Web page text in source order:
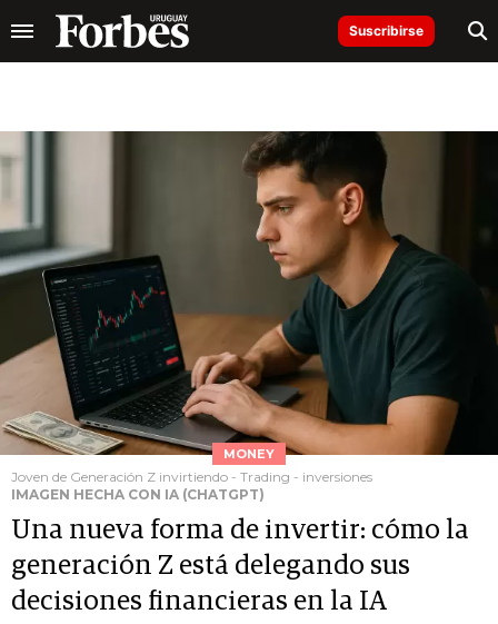
Suscribirse
MONEY
Joven de Generación Z invirtiendo - Trading - inversiones
IMAGEN HECHA CON IA (CHATGPT)
Una nueva forma de invertir: cómo la
generación Z está delegando sus
decisiones financieras en la IA